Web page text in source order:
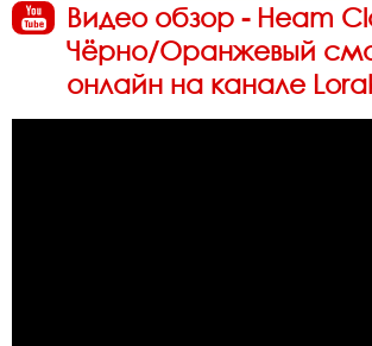
Видео обзор - Heam
Чёрно/Оранжевый
онлайн на канале